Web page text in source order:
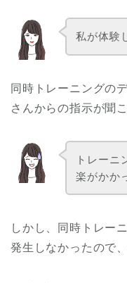
私が体験
同時トレーニングの
さんからの指示が聞
トレーニ
楽がかか
しかし、同時トレー
発生しなかったので